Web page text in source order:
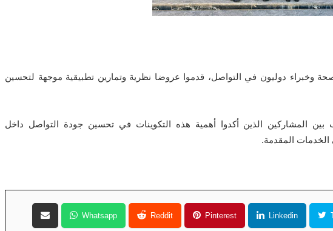
وخبراء دوليون في التواصل، قدموا عروضا نظرية وتمارين تطبيقية موجهة لتحسين
المشاركين الذين أكدوا أهمية هذه التكوينات في تحسين جودة التواصل داخل
المقدمة.
Linkedin
Pinterest
Reddit
Whatsapp